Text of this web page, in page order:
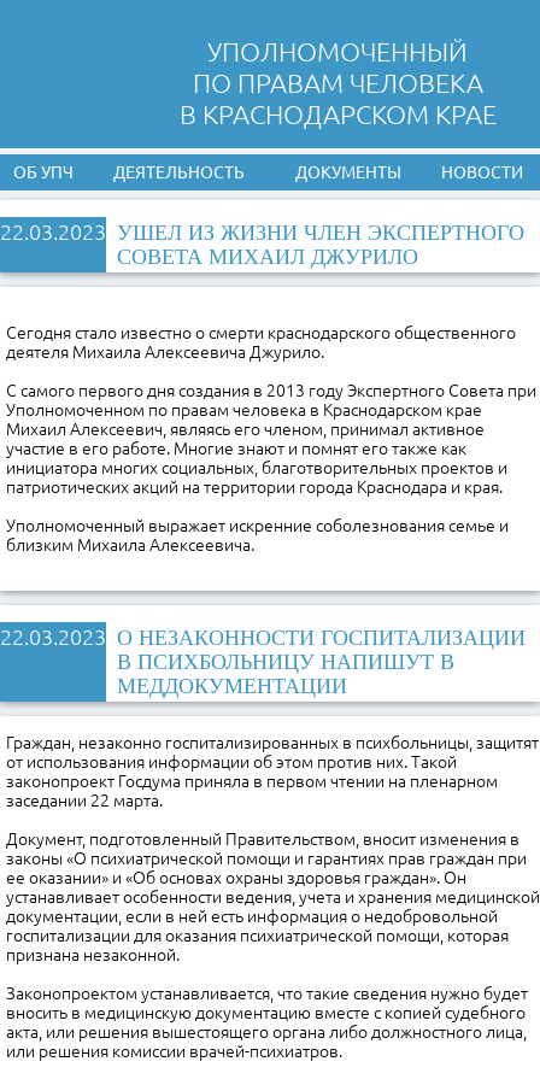
УПОЛНОМОЧЕННЫЙ
ПО ПРАВАМ ЧЕЛОВЕКА
В КРАСНОДАРСКОМ КРАЕ
ОБ УПЧ ДЕЯТЕЛЬНОСТЬ ДОКУМЕНТЫ НОВОСТИ
22.03.2023 УШЕЛ ИЗ ЖИЗНИ ЧЛЕН ЭКСПЕРТНОГО
СОВЕТА МИХАИЛ ДЖУРИЛО
Сегодня стало известно о смерти краснодарского общественного
деятеля Михаила Алексеевича Джурило.
С самого первого дня создания в 2013 году Экспертного Совета при
Уполномоченном по правам человека в Краснодарском крае
Михаил Алексеевич, являясь его членом, принимал активное
участие в его работе. Многие знают и помнят его также как
инициатора многих социальных, благотворительных проектов и
патриотических акций на территории города Краснодара и края.
Уполномоченный выражает искренние соболезнования семье и
близким Михаила Алексеевича.
22.03.2023 О НЕЗАКОННОСТИ ГОСПИТАЛИЗАЦИИ
В ПСИХБОЛЬНИЦУ НАПИШУТ В
МЕДДОКУМЕНТАЦИИ
Граждан, незаконно госпитализированных в психбольницы, защитят
от использования информации об этом против них. Такой
законопроект Госдума приняла в первом чтении на пленарном
заседании 22 марта.
Документ, подготовленный Правительством, вносит изменения в
законы «О психиатрической помощи и гарантиях прав граждан при
ее оказании» и «Об основах охраны здоровья граждан». Он
устанавливает особенности ведения, учета и хранения медицинской
документации, если в ней есть информация о недобровольной
госпитализации для оказания психиатрической помощи, которая
признана незаконной.
Законопроектом устанавливается, что такие сведения нужно будет
вносить в медицинскую документацию вместе с копией судебного
акта, или решения вышестоящего органа либо должностного лица,
или решения комиссии врачей-психиатров.